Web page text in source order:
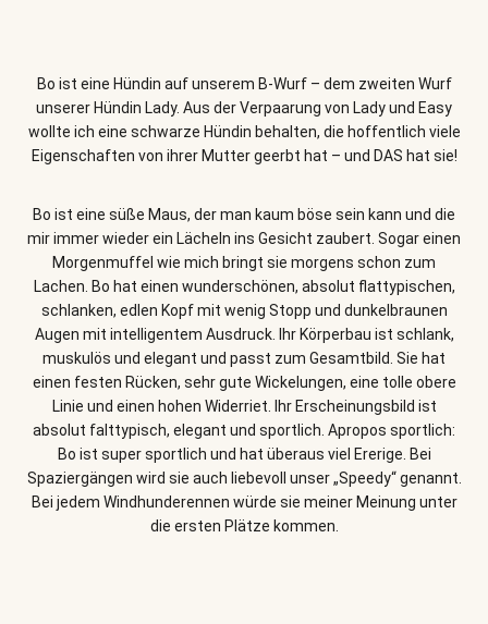
Bo ist eine Hündin auf unserem B-Wurf – dem zweiten Wurf
unserer Hündin Lady. Aus der Verpaarung von Lady und Easy
wollte ich eine schwarze Hündin behalten, die hoffentlich viele
Eigenschaften von ihrer Mutter geerbt hat – und DAS hat sie!
Bo ist eine süße Maus, der man kaum böse sein kann und die
mir immer wieder ein Lächeln ins Gesicht zaubert. Sogar einen
Morgenmuffel wie mich bringt sie morgens schon zum
Lachen. Bo hat einen wunderschönen, absolut flattypischen,
schlanken, edlen Kopf mit wenig Stopp und dunkelbraunen
Augen mit intelligentem Ausdruck. Ihr Körperbau ist schlank,
muskulös und elegant und passt zum Gesamtbild. Sie hat
einen festen Rücken, sehr gute Wickelungen, eine tolle obere
Linie und einen hohen Widerriet. Ihr Erscheinungsbild ist
absolut falttypisch, elegant und sportlich. Apropos sportlich:
Bo ist super sportlich und hat überaus viel Ererige. Bei
Spaziergängen wird sie auch liebevoll unser „Speedy“ genannt.
Bei jedem Windhunderennen würde sie meiner Meinung unter
die ersten Plätze kommen.